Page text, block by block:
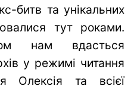
битв та унікальних
тут роками.
нам вдасться
у режимі читання
Олексія та всієї